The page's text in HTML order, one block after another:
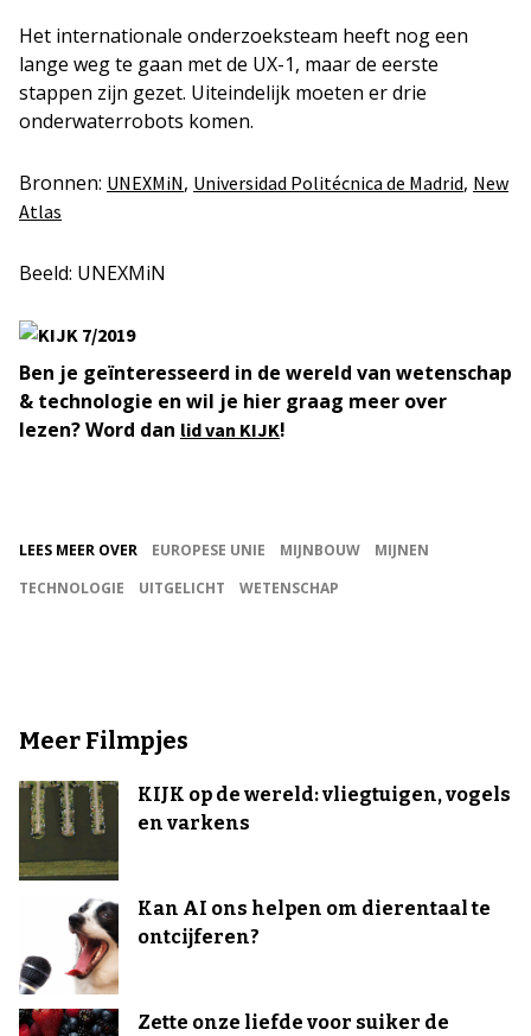
Het internationale onderzoeksteam heeft nog een
lange weg te gaan met de UX-1, maar de eerste
stappen zijn gezet. Uiteindelijk moeten er drie
onderwaterrobots komen.
Bronnen: UNEXMiN, Universidad Politécnica de Madrid, New
Atlas
Beeld: UNEXMiN
Ben je geïnteresseerd in de wereld van wetenschap
& technologie en wil je hier graag meer over
lezen? Word dan lid van KIJK!
LEES MEER OVER EUROPESE UNIE MIJNBOUW
MIJNEN
TECHNOLOGIE
UITGELICHT WETENSCHAP
Meer Filmpjes
KIJK op de wereld: vliegtuigen, vogels
en varkens
Kan AI ons helpen om dierentaal te
ontcijferen?
Zette onze liefde voor suiker de